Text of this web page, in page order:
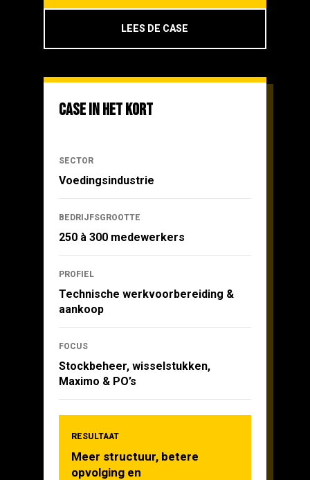
LEES DE CASE
CASE IN HET KORT
SECTOR
Voedingsindustrie
BEDRIJFSGROOTTE
250 à 300 medewerkers
PROFIEL
Technische werkvoorbereiding &
aankoop
FOCUS
Stockbeheer, wisselstukken,
Maximo & PO’s
RESULTAAT
Meer structuur, betere
opvolging en